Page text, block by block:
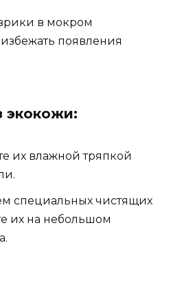
в мокром
появления
экокожи:
их влажной тряпкой
специальных чистящих
их на небольшом